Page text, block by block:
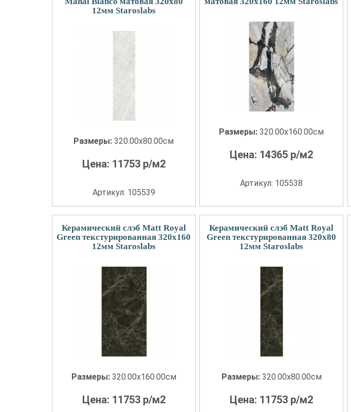
12мм Staroslabs
Размеры:320.00x80.00см
Цена: 11753р/м2
Артикул: 105539
Размеры:320.00x160.00см
Цена: 14365 р/м2
Артикул: 105538
Керамический слэб Matt Royal
Green текстурированная 320x160
12мм Staroslabs
Размеры: 320.00x160.00см
Цена: 11753р/м2
Керамический слэб Matt Royal
Green текстурированная 320x80
12мм Staroslabs
Размеры: 320.00x80.00см
Цена: 11753 р/м2